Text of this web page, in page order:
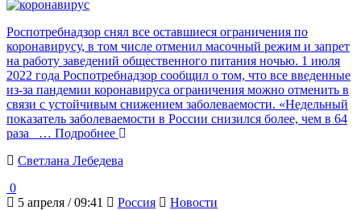
Роспотребнадзор снял все оставшиеся ограничения по
коронавирусу, в том числе отменил масочный режим и запрет
на работу заведений общественного питания ночью. 1 июля
2022 года Роспотребнадзор сообщил о том, что все введенные
из-за пандемии коронавируса ограничения можно отменить в
связи с устойчивым снижением заболеваемости. «Недельный
показатель заболеваемости в России снизился более, чем в 64
раза
… Подробнее
Светлана Лебедева
0
5 апреля / 09:41
Россия Новости